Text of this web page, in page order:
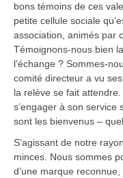
bons témoins de ces
petite cellule sociale
association, animés par
Témoignons-nous bien
l’échange ? Sommes-
comité directeur a vu
la relève se fait
s’engager à son service
sont les bienvenus –
S’agissant de notre
minces. Nous sommes
d’une marque